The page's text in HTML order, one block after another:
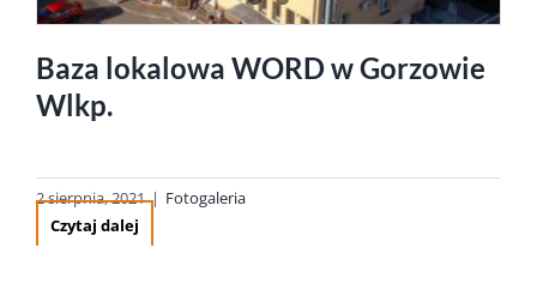
Baza lokalowa WORD w Gorzowie
Wlkp.
2 sierpnia, 2021 | Fotogaleria
Czytaj dalej